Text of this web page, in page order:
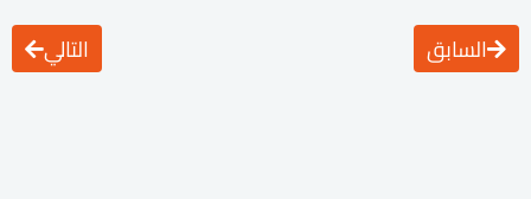
السابق التالي